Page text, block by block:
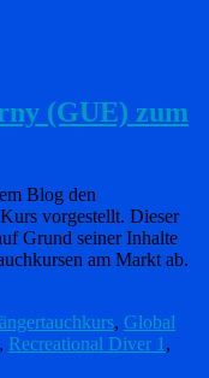
(GUE) zum
Blog den
vorgestellt. Dieser
Grund seiner Inhalte
am Markt ab.
, Global
, Recreational Diver 1,